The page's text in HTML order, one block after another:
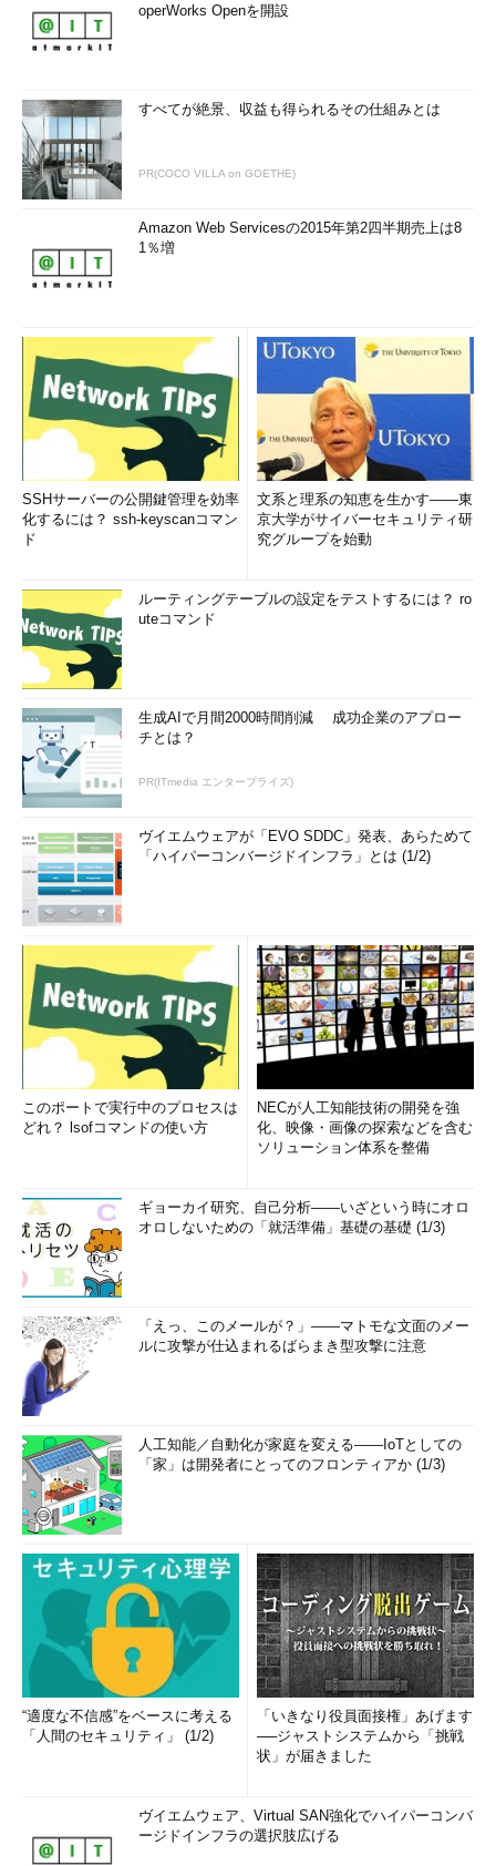
operWorks Openを開設
すべてが絶景、収益も得られるその仕組みとは
PR(COCO VILLA on GOETHE)
Amazon Web Servicesの2015年第2四半期売上は8
1％増
SSHサーバーの公開鍵管理を効率
化するには？ ssh-keyscanコマン
ド
文系と理系の知恵を生かす――東
京大学がサイバーセキュリティ研
究グループを始動
ルーティングテーブルの設定をテストするには？ ro
uteコマンド
生成AIで月間2000時間削減 成功企業のアプロー
チとは？
PR(ITmedia エンタープライズ)
ヴイエムウェアが「EVO SDDC」発表、あらためて
「ハイパーコンバージドインフラ」とは (1/2)
このポートで実行中のプロセスは
どれ？ lsofコマンドの使い方
NECが人工知能技術の開発を強
化、映像・画像の探索などを含む
ソリューション体系を整備
ギョーカイ研究、自己分析――いざという時にオロ
オロしないための「就活準備」基礎の基礎 (1/3)
「えっ、このメールが？」――マトモな文面のメー
ルに攻撃が仕込まれるばらまき型攻撃に注意
人工知能／自動化が家庭を変える――IoTとしての
「家」は開発者にとってのフロンティアか (1/3)
“適度な不信感”をベースに考える
「人間のセキュリティ」 (1/2)
「いきなり役員面接権」あげます
──ジャストシステムから「挑戦
状」が届きました
ヴイエムウェア、Virtual SAN強化でハイパーコンバ
ージドインフラの選択肢広げる